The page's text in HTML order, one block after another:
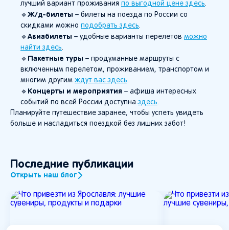
лучший вариант проживания по выгодной цене здесь.
🔹 Ж/д-билеты – билеты на поезда по России со
скидками можно подобрать здесь.
🔹 Авиабилеты – удобные варианты перелетов можно
найти здесь.
🔹 Пакетные туры – продуманные маршруты с
включенным перелетом, проживанием, транспортом и
многим другим ждут вас здесь.
🔹 Концерты и мероприятия – афиша интересных
событий по всей России доступна здесь.
Планируйте путешествие заранее, чтобы успеть увидеть
больше и насладиться поездкой без лишних забот!
Последние публикации
Открыть наш блог